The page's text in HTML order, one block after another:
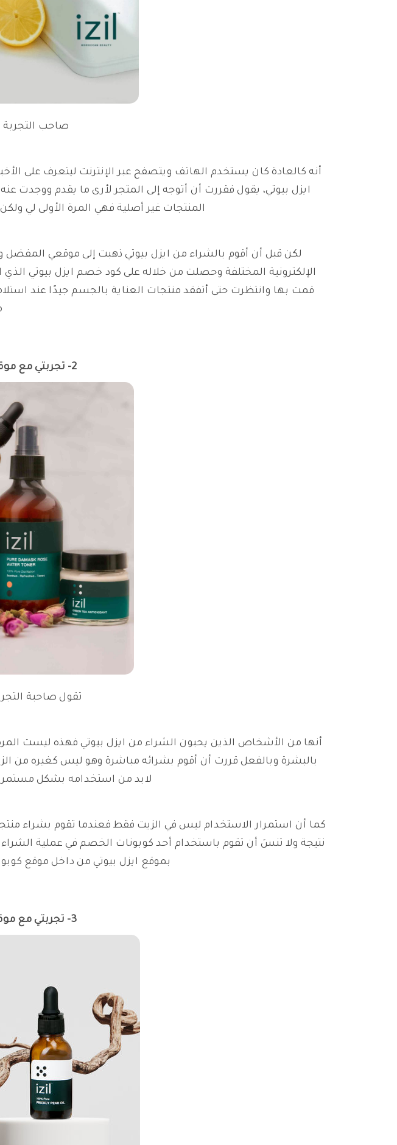
صاحب التجربة
أنه كالعادة كان يستخدم الهاتف ويتصفح عبر الإنترنت ليتعرف على
ايزل بيوتي، يقول فقررت أن أتوجه إلى المتجر لأرى ما يقدم ووجدت
المنتجات غير أصلية فهي المرة الأولى لي
لكن قبل أن أقوم بالشراء من ايزل بيوتي ذهبت إلى موقعي المفضل
الإلكترونية المختلفة وحصلت من خلاله على كود خصم ايزل بيوتي
قمت بها وانتظرت حتى أتفقد منتجات العناية بالجسم جيدًا عند
2- تجربتي مع موقع ايزل بيوتي (الثانية)
تقول صاحبة
أنها من الأشخاص الذين يحبون الشراء من ايزل بيوتي فهذه ليست
بالبشرة وبالفعل قررت أن أقوم بشرائه مباشرة وهو ليس كغيره
لابد من استخدامه بشكل
كما أن استمرار الاستخدام ليس في الزيت فقط فعندما تقوم بشراء
نتيجة ولا تنسَ أن تقوم باستخدام أحد كوبونات الخصم في عملية
بموقع ايزل بيوتي من داخل موقع
3- تجربتي مع موقع ايزل بيوتي (الثالثة)